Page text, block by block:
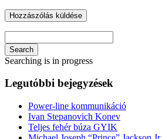
Search
Searching is in progress
Legutóbbi bejegyzések
Power-line kommunikáció
Ivan Stepanovich Konev
Teljes fehér búza GYIK